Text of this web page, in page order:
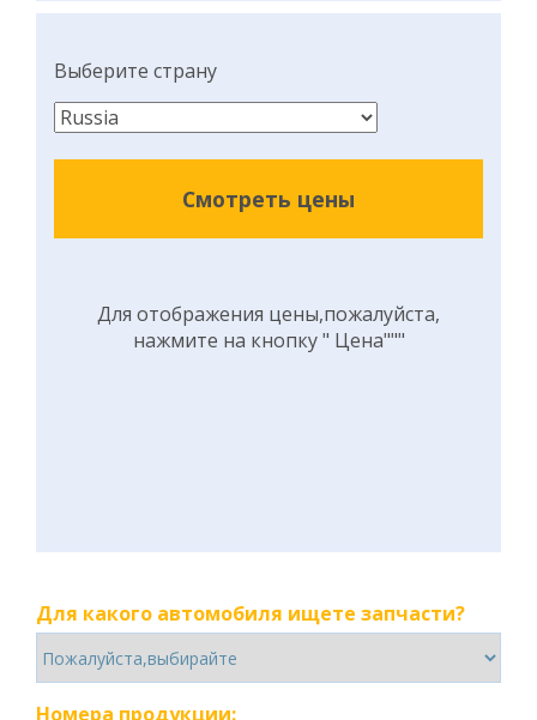
Выберите страну
Смотреть цены
Для отображения цены,пожалуйста,
нажмите на кнопку " Цена"""
Для какого автомобиля ищете запчасти?
Номера продукции: